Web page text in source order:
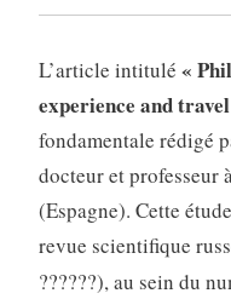
L’article intitulé «
experience and
fondamentale rédigé
docteur et professeur
(Espagne). Cette
revue scientifique
??????), au sein du